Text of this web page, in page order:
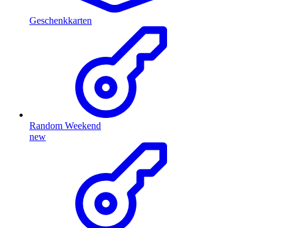
Geschenkkarten
Random Weekend
new